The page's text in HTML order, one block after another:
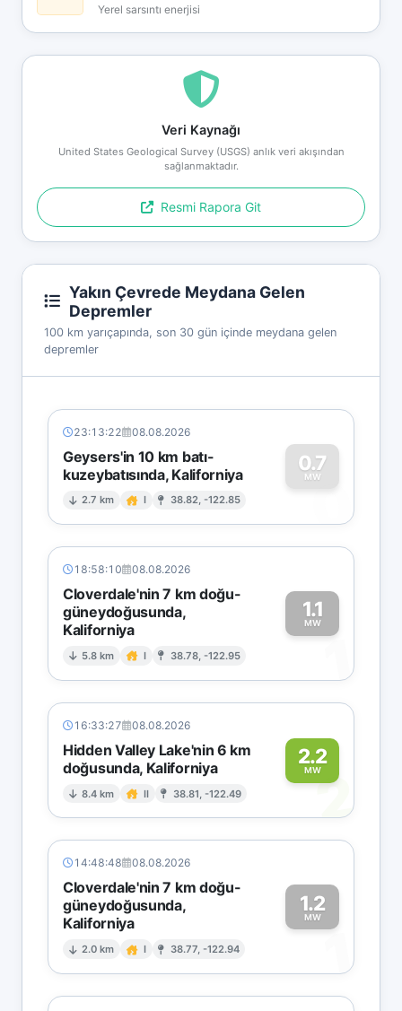
Yerel sarsıntı enerjisi
Veri Kaynağı
United States Geological Survey (USGS) anlık veri akışından
sağlanmaktadır.
Resmi Rapora Git
Yakın Çevrede Meydana Gelen
Depremler
100 km yarıçapında, son 30 gün içinde meydana gelen
depremler
23:13:22 08.08.2026
Geysers'in 10 km batı-
kuzeybatısında, Kaliforniya
2.7 km I 38.82, -122.85
0.7
MW
0
18:58:10 08.08.2026
Cloverdale'nin 7 km doğu-
güneydoğusunda,
Kaliforniya
5.8 km I 38.78, -122.95
1.1
MW
1
16:33:27 08.08.2026
Hidden Valley Lake'nin 6 km
doğusunda, Kaliforniya
8.4 km II 38.81, -122.49
2.2
MW2
14:48:48 08.08.2026
Cloverdale'nin 7 km doğu-
güneydoğusunda,
Kaliforniya
2.0 km I 38.77, -122.94
1.2
MW
1